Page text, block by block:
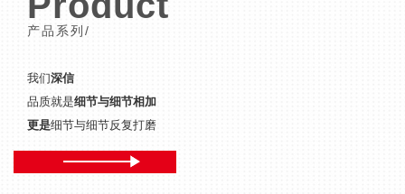
产品系列/
我们深信
品质就是细节与细节相加
更是细节与细节反复打磨